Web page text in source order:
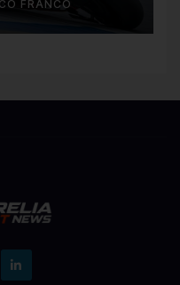
MotoGP
FRANCO